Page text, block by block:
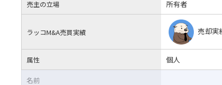
売主の立場 所有者
ラッコM&A売買実績 売却実
属性 個人
名前